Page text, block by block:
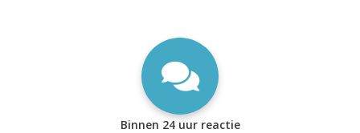
Binnen 24 uur reactie